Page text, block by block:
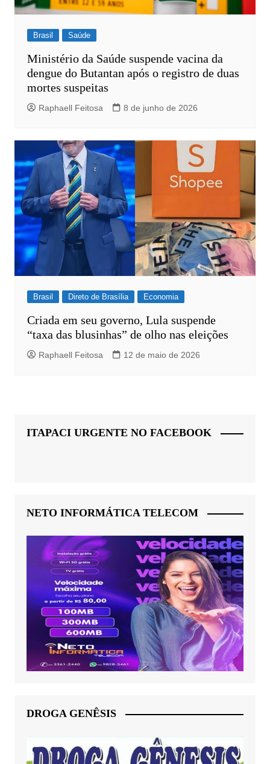
Brasil Saúde
Ministério da Saúde suspende vacina da
dengue do Butantan após o registro de duas
mortes suspeitas
Raphaell Feitosa 8 de junho de 2026
Brasil Direto de Brasília Economia
Criada em seu governo, Lula suspende
“taxa das blusinhas” de olho nas eleições
Raphaell Feitosa 12 de maio de 2026
ITAPACI URGENTE NO FACEBOOK
NETO INFORMÁTICA TELECOM
DROGA GENÊSIS